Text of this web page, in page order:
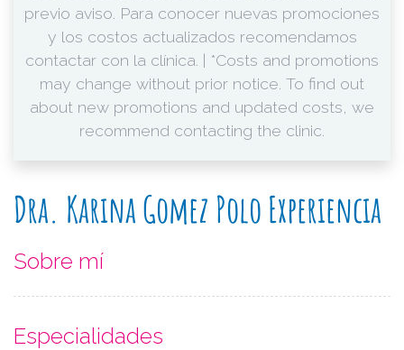
previo aviso. Para conocer nuevas promociones
y los costos actualizados recomendamos
contactar con la clínica. | *Costs and promotions
may change without prior notice. To find out
about new promotions and updated costs, we
recommend contacting the clinic.
Dra. Karina Gomez Polo Experiencia
Sobre mí
Especialidades